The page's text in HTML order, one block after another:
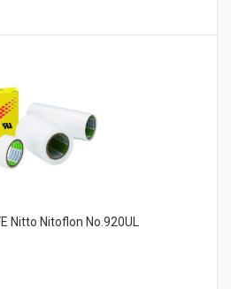
Nitto Nitoflon No.920UL